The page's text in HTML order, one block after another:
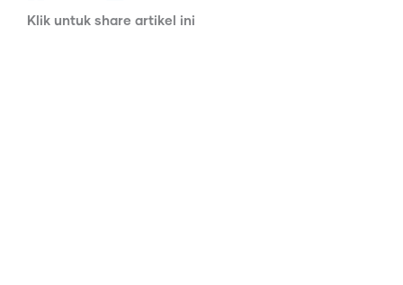
Klik untuk share artikel ini